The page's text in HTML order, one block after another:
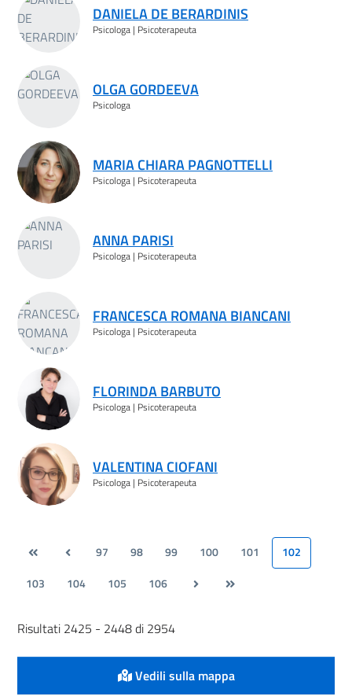
DANIELA DE BERARDINIS
Psicologa | Psicoterapeuta
OLGA GORDEEVA
Psicologa
MARIA CHIARA PAGNOTTELLI
Psicologa | Psicoterapeuta
ANNA PARISI
Psicologa | Psicoterapeuta
FRANCESCA ROMANA BIANCANI
Psicologa | Psicoterapeuta
FLORINDA BARBUTO
Psicologa | Psicoterapeuta
VALENTINA CIOFANI
Psicologa | Psicoterapeuta
97 98 99 100 101
102
103
104 105 106
Risultati 2425 - 2448 di 2954
Vedili sulla mappa